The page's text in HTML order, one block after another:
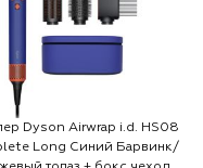
Dyson Airwrap i.d. HS08
Long Синий Барвинк/